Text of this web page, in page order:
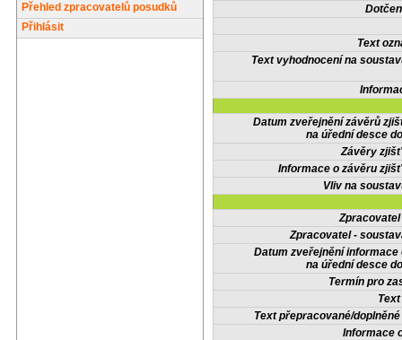
Přehled zpracovatelů posudků
Přihlásit
Text
Text vyhodnocení na
Datum zveřejnění závěrů
na úřední desce
Závěry
Informace o závěru
Vliv na
Zpracovatel -
Datum zveřejnění informace
na úřední desce
Termín pro
Text přepracované/
Informace